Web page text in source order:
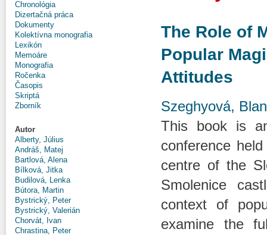
Chronológia
Dizertačná práca
Dokumenty
Kolektívna monografia
Lexikón
Memoáre
Monografia
Ročenka
Časopis
Skriptá
Zborník
Autor
Alberty, Július
Andráš, Matej
Bartlová, Alena
Bílková, Jitka
Budilová, Lenka
Bútora, Martin
Bystrický, Peter
Bystrický, Valerián
Chorvát, Ivan
Chrastina, Peter
The Role of
Popular
Attitudes
Szeghyová,
This book is
conference
centre of the
Smolenice
context of
examine the